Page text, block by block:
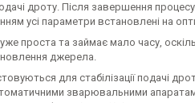
дроту. Після завершення
усі параметри встановлені на
проста та займає мало часу,
джерела.
для стабілізації подачі
зварювальними